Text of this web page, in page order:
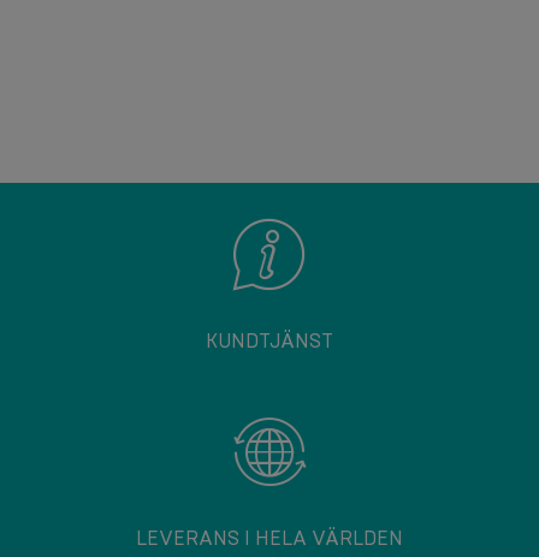
KUNDTJÄNST
LEVERANS I HELA VÄRLDEN